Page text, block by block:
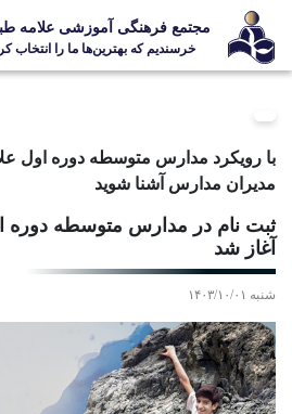
مجتمع فرهنگی آموزشی علامه
خرسندیم که بهترین‌ها ما را انتخاب
مدارس
جشنواره ها
علامه +
ارتباط با ما
by Kavano Team 2016-18
با رویکرد مدارس متوسطه دوره اول
مدیران مدارس آشنا شوید
ثبت نام در مدارس متوسطه دوره
آغاز شد
شنبه ۱۴۰۳/۱۰/۰۱